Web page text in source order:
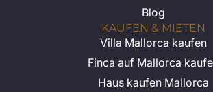
Bendinat Immobilien
Santa Ponsa Immobilien
Calvia Immobilien
Puerto Portals Immobilien